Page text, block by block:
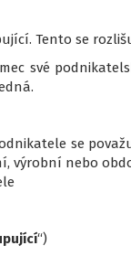
Tento se
své
se
výrobní nebo
“)